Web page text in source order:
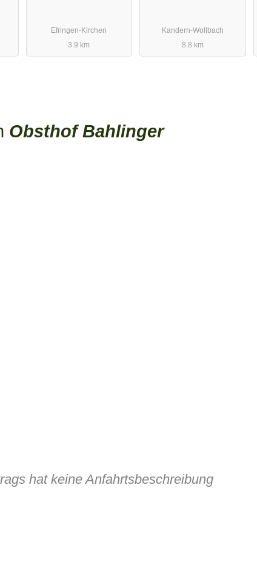
Efringen-Kirchen
3.9 km
Kandern-Wollbach
8.8 km
Obsthof Bahlinger
hat keine Anfahrtsbeschreibung